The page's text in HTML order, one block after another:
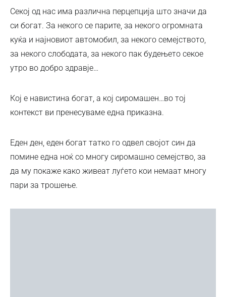
Секој од нас има различна перцепција што значи да
си богат. За некого се парите, за некого огромната
куќа и најновиот автомобил, за некого семејството,
за некого слободата, за некого пак будењето секое
утро во добро здравје…
Кој е навистина богат, а кој сиромашен…во тој
контекст ви пренесуваме една приказна.
Еден ден, еден богат татко го одвел својот син да
помине една ноќ со многу сиромашно семејство, за
да му покаже како живеат луѓето кои немаат многу
пари за трошење.